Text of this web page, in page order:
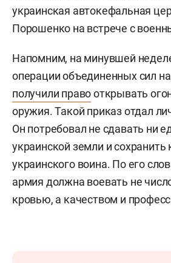
украинская автокефальная
Порошенко на встрече с
Напомним, на минувшей
операции объединенных сил
получили правооткрывать
оружия. Такой приказ отдал
Он потребовал не сдавать ни
украинской земли и сохранить
украинского воина. По его
армия должна воевать не
кровью, а качеством и